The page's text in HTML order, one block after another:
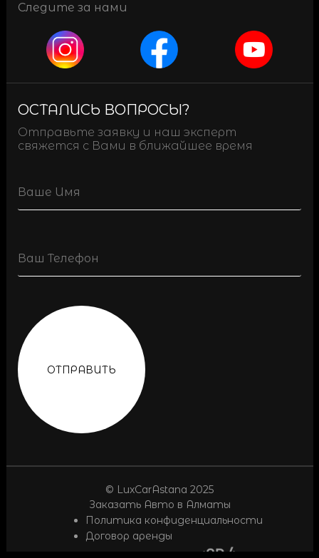
Следите за нами
ОСТАЛИСЬ ВОПРОСЫ?
Отправьте заявку и наш эксперт
свяжется с Вами в ближайшее время
(Обязательно)
© LuxCarAstana 2025
Заказать Авто в Алматы
Политика конфиденциальности
Договор аренды